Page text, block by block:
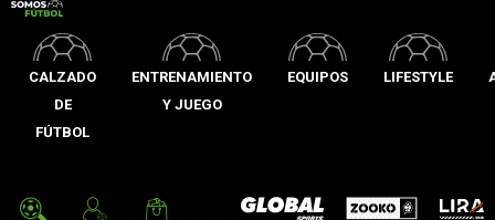
CALZADO
DE
FÚTBOL
ENTRENAMIENTO
Y JUEGO
EQUIPOS LIFESTYLE
Global Sports Zooko Lira